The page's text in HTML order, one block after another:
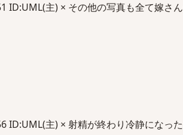
主) × その他の写真も全て嫁さ
主) × 射精が終わり冷静になっ